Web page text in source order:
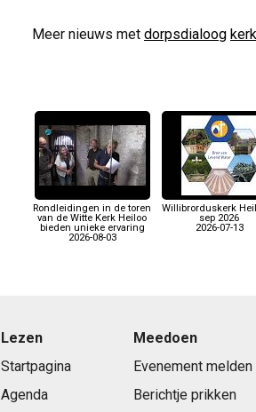
Meer nieuws met dorpsdialoog kerk
Rondleidingen in de toren
van de Witte Kerk Heiloo
bieden unieke ervaring
2026-08-03
Willibrorduskerk
sep 2026
2026-07-13
Lezen
Startpagina
Agenda
Meedoen
Evenement melden
Berichtje prikken